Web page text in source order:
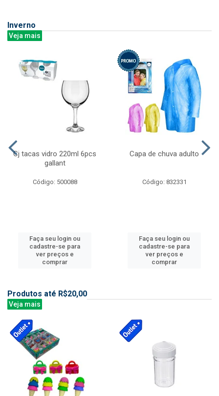
Inverno
Veja mais
Cj tacas vidro 220ml 6pcs
gallant
Código: 500088
Faça seu login ou
cadastre-se para
ver preços e
comprar
Capa de chuva adulto
Código: 832331
Faça seu login ou
cadastre-se para
ver preços e
comprar
Produtos até R$20,00
Veja mais